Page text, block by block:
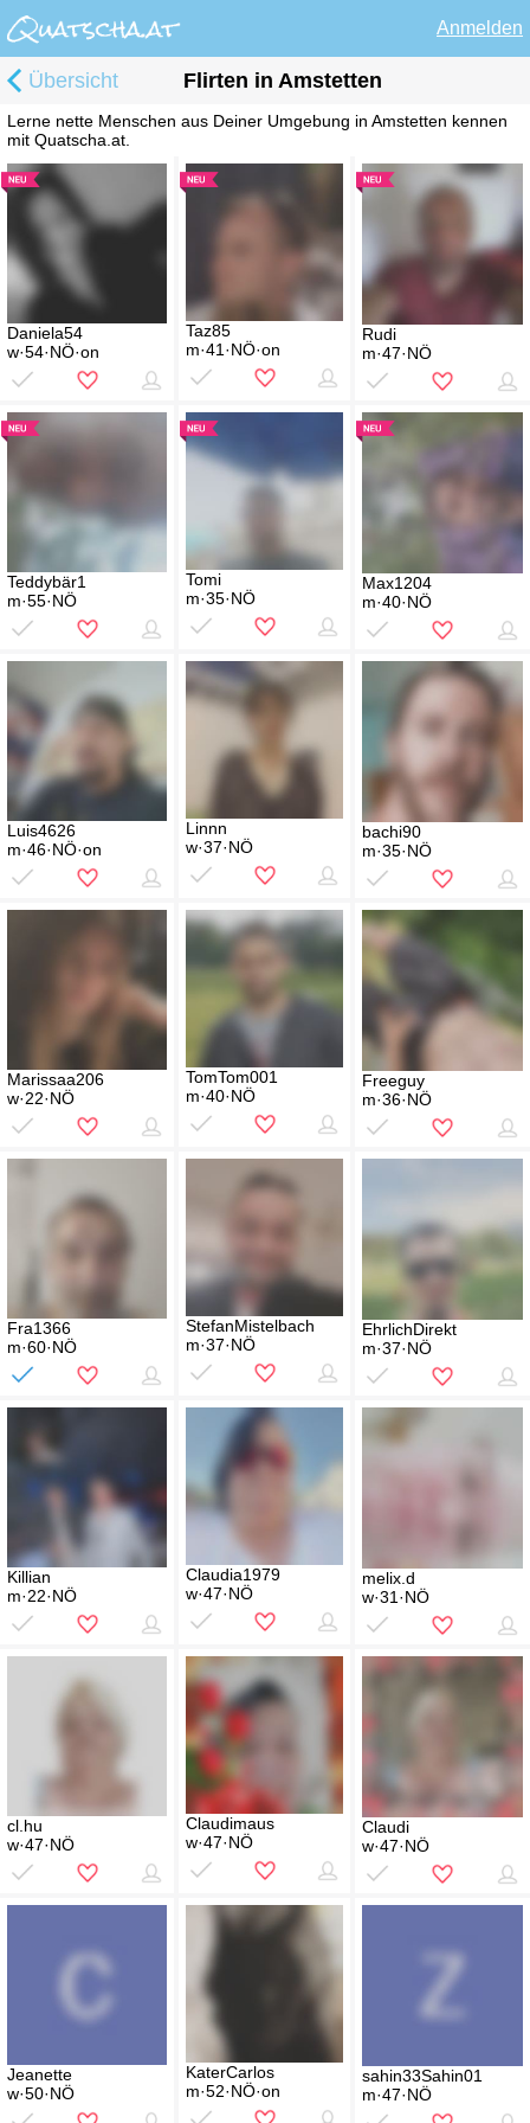
Anmelden
Übersicht Flirten in Amstetten
Lerne nette Menschen aus Deiner Umgebung in Amstetten kennen
mit Quatscha.at.
Daniela54
w·54·NÖ·on
Taz85
m·41·NÖ·on
Rudi
m·47·NÖ
Teddybär1
m·55·NÖ
Tomi
m·35·NÖ
Max1204
m·40·NÖ
Luis4626
m·46·NÖ·on
Linnn
w·37·NÖ
bachi90
m·35·NÖ
Marissaa206
w·22·NÖ
TomTom001
m·40·NÖ
Freeguy
m·36·NÖ
Fra1366
m·60·NÖ
StefanMistelbach
m·37·NÖ
EhrlichDirekt
m·37·NÖ
Killian
m·22·NÖ
Claudia1979
w·47·NÖ
melix.d
w·31·NÖ
cl.hu
w·47·NÖ
Claudimaus
w·47·NÖ
Claudi
w·47·NÖ
Jeanette
w·50·NÖ
KaterCarlos
m·52·NÖ·on
sahin33Sahin01
m·47·NÖ